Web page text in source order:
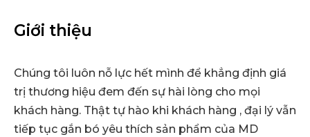
Giới thiệu
Chúng tôi luôn nỗ lực hết mình để khẳng định giá
trị thương hiệu đem đến sự hài lòng cho mọi
khách hàng. Thật tự hào khi khách hàng , đại lý vẫn
tiếp tục gắn bó yêu thích sản phẩm của MD